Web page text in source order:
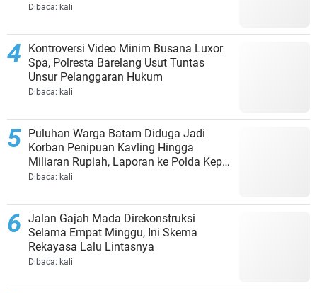
Dibaca: kali
Kontroversi Video Minim Busana Luxor
Spa, Polresta Barelang Usut Tuntas
Unsur Pelanggaran Hukum
Dibaca: kali
Puluhan Warga Batam Diduga Jadi
Korban Penipuan Kavling Hingga
Miliaran Rupiah, Laporan ke Polda Kepri
Jalan di Tempat?
Dibaca: kali
Jalan Gajah Mada Direkonstruksi
Selama Empat Minggu, Ini Skema
Rekayasa Lalu Lintasnya
Dibaca: kali